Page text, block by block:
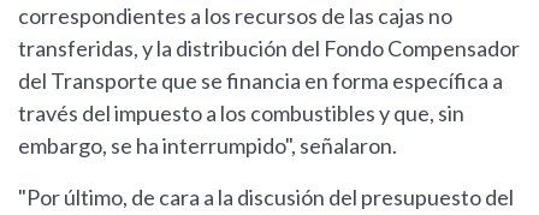
correspondientes a los recursos de las cajas no
transferidas, y la distribución del Fondo Compensador
del Transporte que se financia en forma específica a
través del impuesto a los combustibles y que, sin
embargo, se ha interrumpido", señalaron.
"Por último, de cara a la discusión del presupuesto del